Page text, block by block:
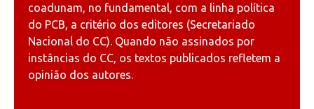
coadunam, no fundamental, com a linha política
do PCB, a critério dos editores (Secretariado
Nacional do CC). Quando não assinados por
instâncias do CC, os textos publicados refletem a
opinião dos autores.